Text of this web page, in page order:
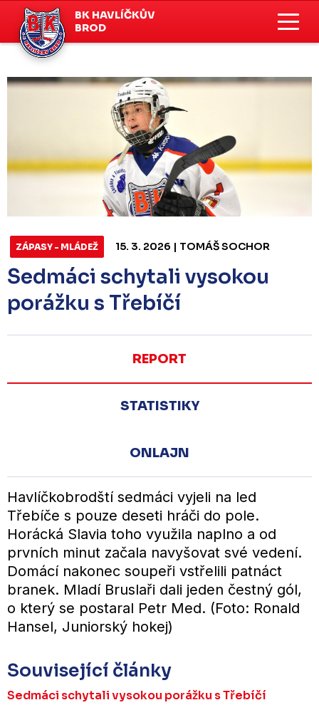
BK HAVLÍČKŮV
BROD
ZÁPASY - MLÁDEŽ 15. 3. 2026 | TOMÁŠ SOCHOR
Sedmáci schytali vysokou
porážku s Třebíčí
REPORT
STATISTIKY
ONLAJN
Havlíčkobrodští sedmáci vyjeli na led
Třebíče s pouze deseti hráči do pole.
Horácká Slavia toho využila naplno a od
prvních minut začala navyšovat své vedení.
Domácí nakonec soupeři vstřelili patnáct
branek. Mladí Bruslaři dali jeden čestný gól,
o který se postaral Petr Med. (Foto: Ronald
Hansel, Juniorský hokej)
Související články
Sedmáci schytali vysokou porážku s Třebíčí